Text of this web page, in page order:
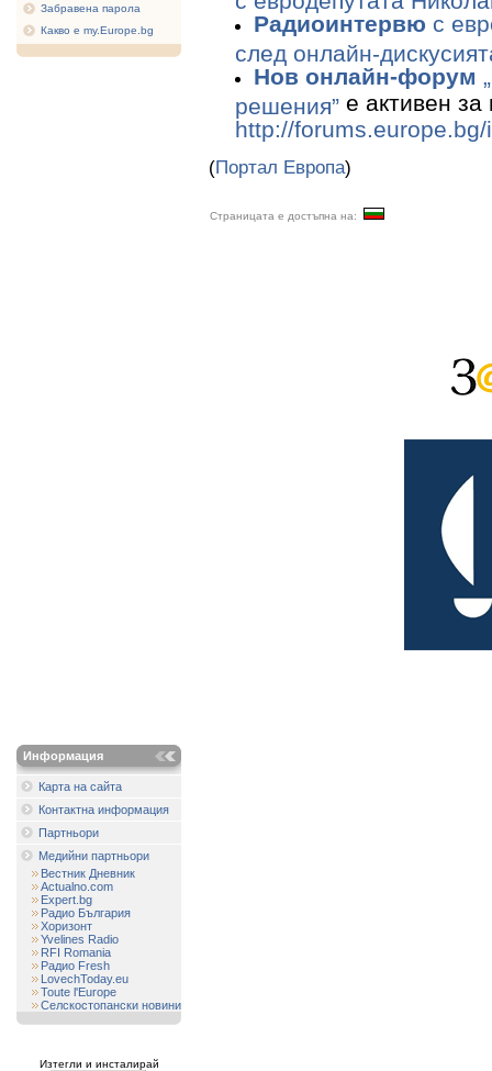
Забравена парола
Какво е my.Europe.bg
Информация
Карта на сайта
Контактна информация
Партньори
Медийни партньори
Вестник Дневник
Actualno.com
Expert.bg
Радио България
Хоризонт
Yvelines Radio
RFI Romania
Радио Fresh
LovechToday.eu
Toute l'Europe
Селскостопански новини
Изтегли и инсталирай
Радиоинтервю с
след онлайн-
Нов онлайн-форум
решения” е активен за
http://
(Портал Европа)
Страницата е достъпна на: